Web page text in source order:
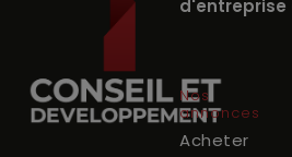
d'entreprise
Nos
annonces
Acheter